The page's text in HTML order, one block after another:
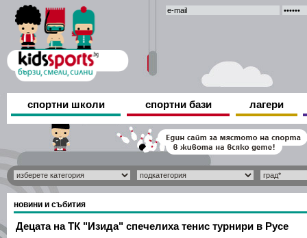
спортни школи спортни бази лагери
новини и събития
Децата на ТК "Изида" спечелиха тенис турнири в Русе